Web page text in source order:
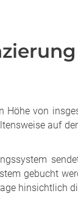
von
auf
gebucht
hinsichtlich